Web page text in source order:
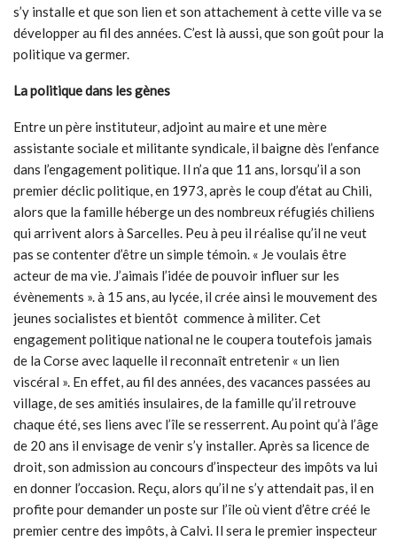
s’y installe et que son lien et son attachement à cette ville va se
développer au fil des années. C’est là aussi, que son goût pour la
politique va germer.
La politique dans les gènes
Entre un père instituteur, adjoint au maire et une mère
assistante sociale et militante syndicale, il baigne dès l’enfance
dans l’engagement politique. Il n’a que 11 ans, lorsqu’il a son
premier déclic politique, en 1973, après le coup d’état au Chili,
alors que la famille héberge un des nombreux réfugiés chiliens
qui arrivent alors à Sarcelles. Peu à peu il réalise qu’il ne veut
pas se contenter d’être un simple témoin. « Je voulais être
acteur de ma vie. J’aimais l’idée de pouvoir influer sur les
évènements ». à 15 ans, au lycée, il crée ainsi le mouvement des
jeunes socialistes et bientôt commence à militer. Cet
engagement politique national ne le coupera toutefois jamais
de la Corse avec laquelle il reconnaît entretenir « un lien
viscéral ». En effet, au fil des années, des vacances passées au
village, de ses amitiés insulaires, de la famille qu’il retrouve
chaque été, ses liens avec l’île se resserrent. Au point qu’à l’âge
de 20 ans il envisage de venir s’y installer. Après sa licence de
droit, son admission au concours d’inspecteur des impôts va lui
en donner l’occasion. Reçu, alors qu’il ne s’y attendait pas, il en
profite pour demander un poste sur l’île où vient d’être créé le
premier centre des impôts, à Calvi. Il sera le premier inspecteur